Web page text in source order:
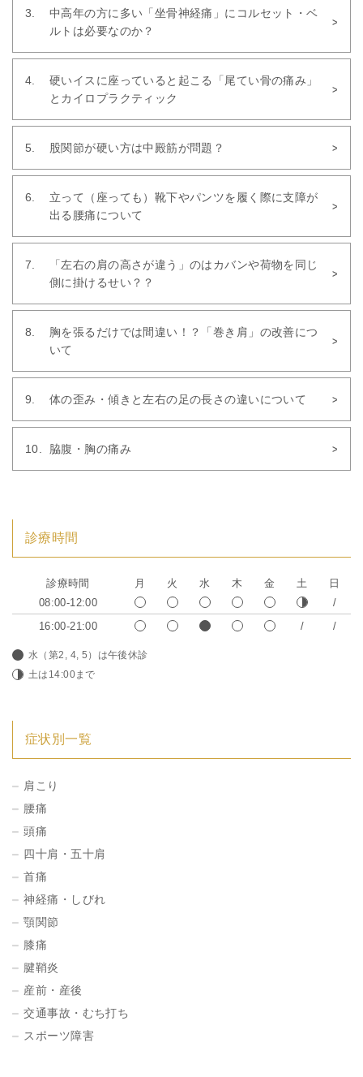
中高年の方に多い「坐骨神経痛」にコルセット・ベ
ルトは必要なのか？
硬いイスに座っていると起こる「尾てい骨の痛み」
とカイロプラクティック
股関節が硬い方は中殿筋が問題？
立って（座っても）靴下やパンツを履く際に支障が
出る腰痛について
「左右の肩の高さが違う」のはカバンや荷物を同じ
側に掛けるせい？？
胸を張るだけでは間違い！？「巻き肩」の改善につ
いて
体の歪み・傾きと左右の足の長さの違いについて
脇腹・胸の痛み
診療時間
診療時間 月 火 水 木 金 土
日
08:00-12:00
16:00-21:00
水（第2, 4, 5）は午後休診
土は14:00まで
症状別一覧
肩こり
腰痛
頭痛
四十肩・五十肩
首痛
神経痛・しびれ
顎関節
膝痛
腱鞘炎
産前・産後
交通事故・むち打ち
スポーツ障害